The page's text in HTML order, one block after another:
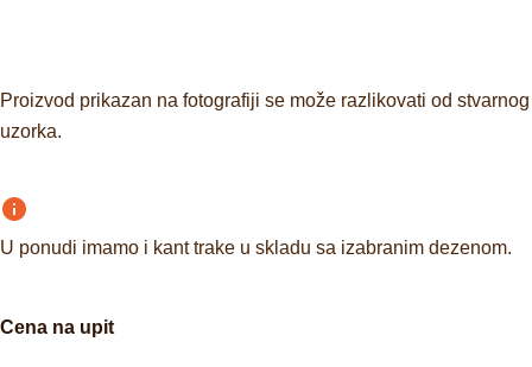
Proizvod prikazan na fotografiji se može razlikovati od stvarnog
uzorka.
U ponudi imamo i kant trake u skladu sa izabranim dezenom.
Cena na upit